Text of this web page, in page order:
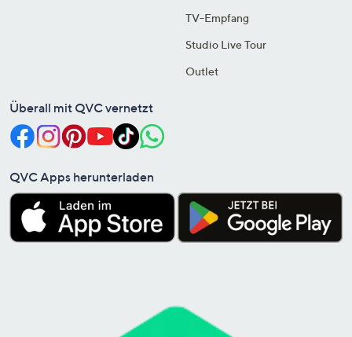
TV-Empfang
Studio Live Tour
Outlet
Überall mit QVC vernetzt
QVC Apps herunterladen